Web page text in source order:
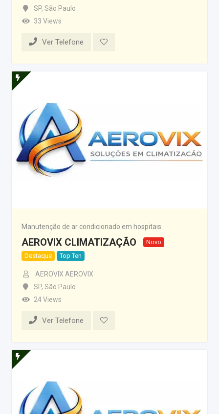
SP, São Paulo
33 Views
Ver Telefone
Manutenção de ar condicionado em hospitais
AEROVIX CLIMATIZAÇÃO
Novo
Destaque
Top Ten
AEROVIX AEROVIX
SP, São Paulo
24 Views
Ver Telefone